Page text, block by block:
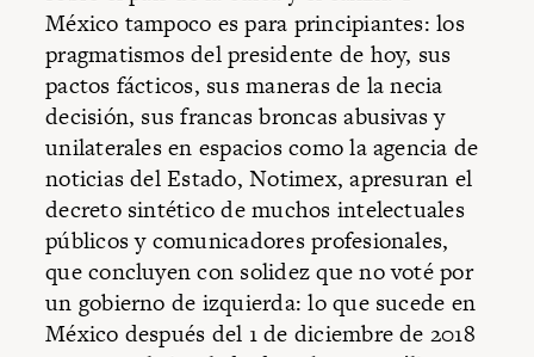
México tampoco es para principiantes: los
pragmatismos del presidente de hoy, sus
pactos fácticos, sus maneras de la necia
decisión, sus francas broncas abusivas y
unilaterales en espacios como la agencia de
noticias del Estado, Notimex, apresuran el
decreto sintético de muchos intelectuales
públicos y comunicadores profesionales,
que concluyen con solidez que no voté por
un gobierno de izquierda: lo que sucede en
México después del 1 de diciembre de 2018